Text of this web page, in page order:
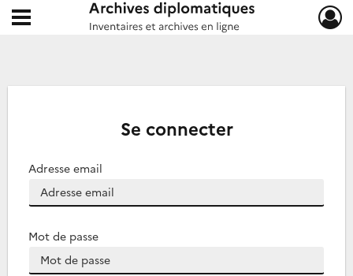
Archives diplomatiques
Ouvrir le menu déroulant
Se connecter
Adresse email
Mot de passe